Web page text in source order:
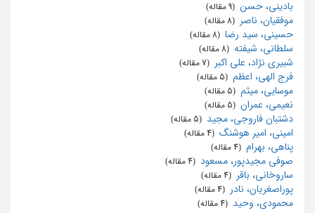
بادینی، حسن
موفقیان، ناصر
حسینی، سید رضا
سلطانی، شیفته
شبیری نژاد، علی اکبر
فرج الهی، اعظم
موسایی، میثم
نعیمی، عمران
دشتبان فاروجی، مجید
امینی، امیر هوشنگ
پناهی، بهرام
صوفی مجیدپور، مسعود
ساروخانی، باقر
پوراصغریان، نادر
محمودی، وحید